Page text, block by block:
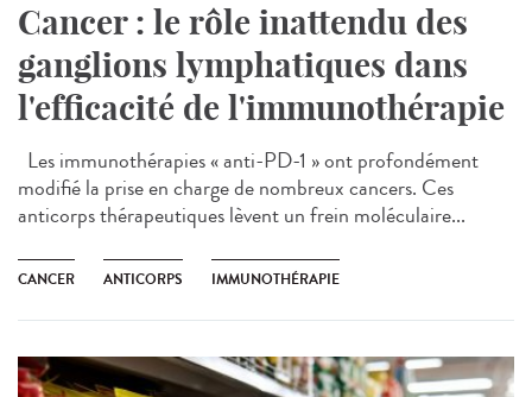
Cancer : le rôle inattendu des
ganglions lymphatiques dans
l'efficacité de l'immunothérapie
Les immunothérapies « anti-PD-1 » ont profondément
modifié la prise en charge de nombreux cancers. Ces
anticorps thérapeutiques lèvent un frein moléculaire...
CANCER ANTICORPS IMMUNOTHÉRAPIE